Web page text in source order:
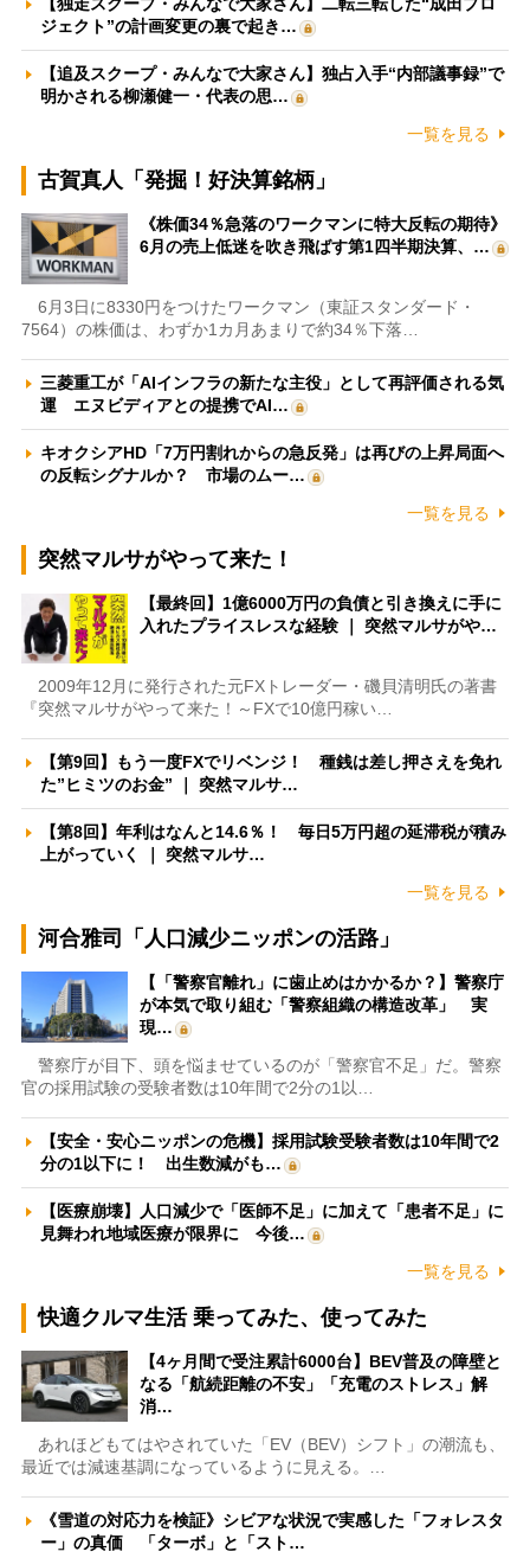
【独走スクープ・みんなで大家さん】二転三転した“成田プロ
ジェクト”の計画変更の裏で起き…
【追及スクープ・みんなで大家さん】独占入手“内部議事録”で
明かされる柳瀬健一・代表の思…
一覧を見る
古賀真人「発掘！好決算銘柄」
《株価34％急落のワークマンに特大反転の期待》
6月の売上低迷を吹き飛ばす第1四半期決算、…
6月3日に8330円をつけたワークマン（東証スタンダード・
7564）の株価は、わずか1カ月あまりで約34％下落…
三菱重工が「AIインフラの新たな主役」として再評価される気
運 エヌビディアとの提携でAI…
キオクシアHD「7万円割れからの急反発」は再びの上昇局面へ
の反転シグナルか？ 市場のムー…
一覧を見る
突然マルサがやって来た！
【最終回】1億6000万円の負債と引き換えに手に
入れたプライスレスな経験 ｜ 突然マルサがや…
2009年12月に発行された元FXトレーダー・磯貝清明氏の著書
『突然マルサがやって来た！～FXで10億円稼い…
【第9回】もう一度FXでリベンジ！ 種銭は差し押さえを免れ
た”ヒミツのお金” ｜ 突然マルサ…
【第8回】年利はなんと14.6％！ 毎日5万円超の延滞税が積み
上がっていく ｜ 突然マルサ…
一覧を見る
河合雅司「人口減少ニッポンの活路」
【「警察官離れ」に歯止めはかかるか？】警察庁
が本気で取り組む「警察組織の構造改革」 実
現…
警察庁が目下、頭を悩ませているのが「警察官不足」だ。警察
官の採用試験の受験者数は10年間で2分の1以…
【安全・安心ニッポンの危機】採用試験受験者数は10年間で2
分の1以下に！ 出生数減がも…
【医療崩壊】人口減少で「医師不足」に加えて「患者不足」に
見舞われ地域医療が限界に 今後…
一覧を見る
快適クルマ生活 乗ってみた、使ってみた
【4ヶ月間で受注累計6000台】BEV普及の障壁と
なる「航続距離の不安」「充電のストレス」解
消…
あれほどもてはやされていた「EV（BEV）シフト」の潮流も、
最近では減速基調になっているように見える。…
《雪道の対応力を検証》シビアな状況で実感した「フォレスタ
ー」の真価 「ターボ」と「スト…